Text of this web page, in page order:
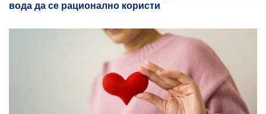
вода да се рационално користи